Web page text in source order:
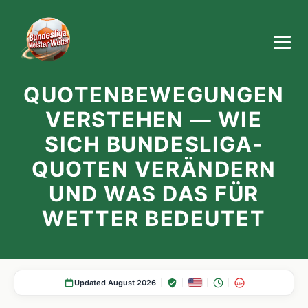
QUOTENBEWEGUNGEN
VERSTEHEN — WIE
SICH BUNDESLIGA-
QUOTEN VERÄNDERN
UND WAS DAS FÜR
WETTER BEDEUTET
Updated August 2026 18+